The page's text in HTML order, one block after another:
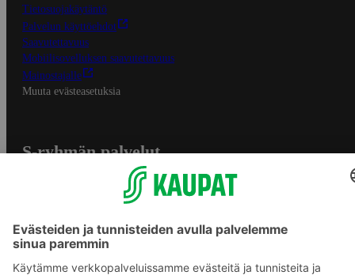
Tietosuojakäytäntö
Palvelun käyttöehdot
Saavutettavuus
Mobiilisovelluksen saavutettavuus
Mainostajalle
Muuta evästeasetuksia
S-ryhmän palvelut
Yhteishyvä Ruoka -sovellus
S-ostoslista -sovellus
Prisma.fi